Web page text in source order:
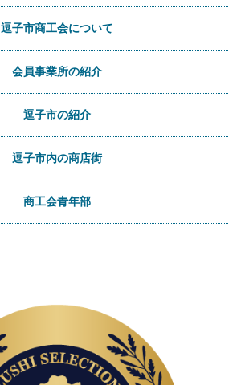
逗子市商工会について
会員事業所の紹介
逗子市の紹介
逗子市内の商店街
商工会青年部